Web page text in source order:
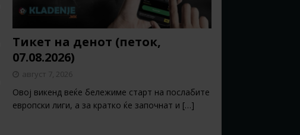
Тикет на денот (петок,
07.08.2026)
август 7, 2026
Овој викенд веќе бележиме старт на послабите
европски лиги, а за кратко ќе започнат и […]